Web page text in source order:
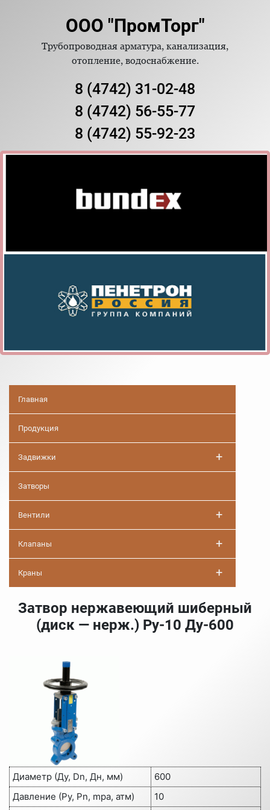
ООО "ПромТорг"
Трубопроводная арматура, канализация,
отопление, водоснабжение.
8 (4742) 31-02-48
8 (4742) 56-55-77
8 (4742) 55-92-23
Главная
Продукция
Задвижки +
Затворы
Вентили +
Клапаны +
Краны +
Затвор нержавеющий шиберный
(диск — нерж.) Ру-10 Ду-600
Диаметр (Ду, Dn, Дн, мм)
600
Давление (Ру, Pn, mpa, атм)
10